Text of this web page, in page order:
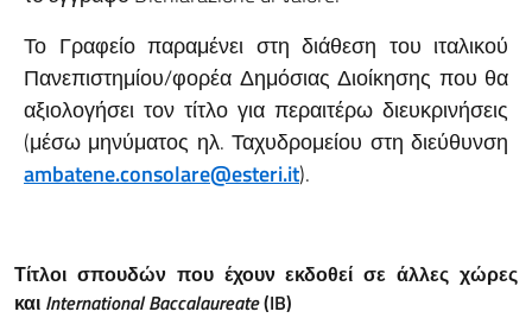
Το Γραφείο παραμένει στη διάθεση του ιταλικού
Πανεπιστημίου/φορέα Δημόσιας Διοίκησης που θα
αξιολογήσει τον τίτλο για περαιτέρω διευκρινήσεις
(μέσω μηνύματος ηλ. Ταχυδρομείου στη διεύθυνση
ambatene.consolare@esteri.it).
Τίτλοι σπουδών που έχουν εκδοθεί σε άλλες χώρες
και International Baccalaureate(IB)